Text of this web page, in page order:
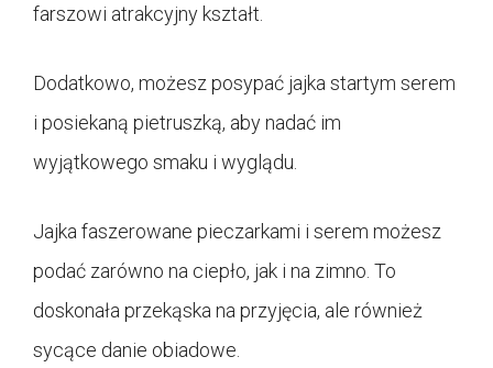
farszowi atrakcyjny kształt.
Dodatkowo, możesz posypać jajka startym serem
i posiekaną pietruszką, aby nadać im
wyjątkowego smaku i wyglądu.
Jajka faszerowane pieczarkami i serem możesz
podać zarówno na ciepło, jak i na zimno. To
doskonała przekąska na przyjęcia, ale również
sycące danie obiadowe.